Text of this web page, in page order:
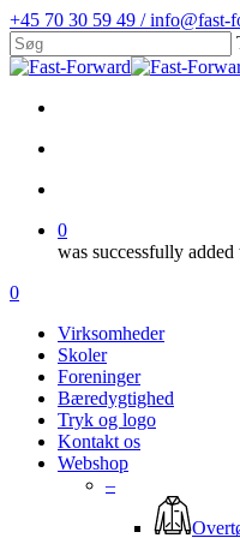
Skip
to
main
+45 70 30 59 49 / info@fast-
Close
0
was successfully
Menu
search
account
0
Virksomheder
Skoler
Foreninger
Bæredygtighed
Tryk og logo
Kontakt os
Webshop
–